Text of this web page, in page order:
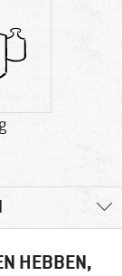
HEBBEN,